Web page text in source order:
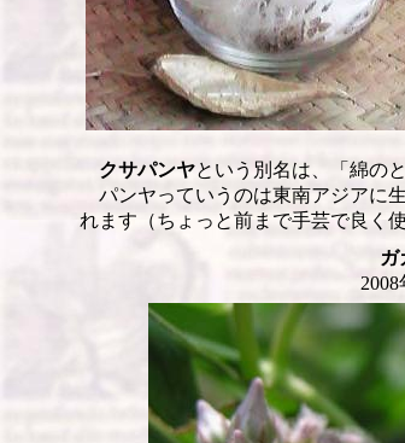
クサパンヤという別名は、「綿の
パンヤっていうのは東南アジアに
れます（ちょっと前まで手芸で良く
ガ